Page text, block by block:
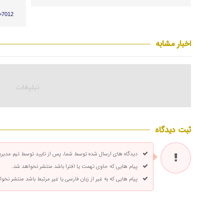
اخبار مشابه
ثبت دیدگاه
دیدگاه های ارسال شده توسط شما، پس از تایید توسط تیم
پیام هایی که حاوی تهمت یا افترا باشد منتشر نخواهد شد.
پیام هایی که به غیر از زبان فارسی یا غیر مرتبط باشد منتشر